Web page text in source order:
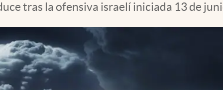
tras la ofensiva israelí iniciada 13 de